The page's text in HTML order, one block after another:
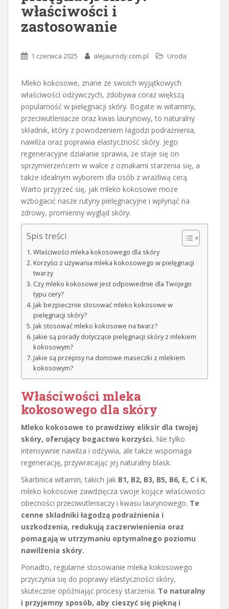
właściwości i
zastosowanie
1 czerwca 2025 alejaurody.com.pl Uroda
Mleko kokosowe, znane ze swoich wyjątkowych
właściwości odżywczych, zdobywa coraz większą
popularność w pielęgnacji skóry. Bogate w witaminy,
przeciwutleniacze oraz kwas laurynowy, to naturalny
składnik, który z powodzeniem łagodzi podrażnienia,
nawilża oraz poprawia elastyczność skóry. Jego
regeneracyjne działanie sprawia, że staje się on
sprzymierzeńcem w walce z oznakami starzenia się, a
także idealnym wyborem dla osób z wrażliwą cerą.
Warto przyjrzeć się, jak mleko kokosowe może
wzbogacić nasze rutyny pielęgnacyjne i wpłynąć na
zdrowy, promienny wygląd skóry.
Spis treści
Właściwości mleka kokosowego dla skóry
Korzyści z używania mleka kokosowego w pielęgnacji
twarzy
Czy mleko kokosowe jest odpowiednie dla Twojego
typu cery?
Jak bezpiecznie stosować mleko kokosowe w
pielęgnacji skóry?
Jak stosować mleko kokosowe na twarz?
Jakie są porady dotyczące pielęgnacji skóry z mlekiem
kokosowym?
Jakie są przepisy na domowe maseczki z mlekiem
kokosowym?
Właściwości mleka
kokosowego dla skóry
Mleko kokosowe to prawdziwy eliksir dla twojej
skóry, oferujący bogactwo korzyści. Nie tylko
intensywnie nawilża i odżywia, ale także wspomaga
regenerację, przywracając jej naturalny blask.
Skarbnica witamin, takich jak B1, B2, B3, B5, B6, E, C i K,
mleko kokosowe zawdzięcza swoje kojące właściwości
obecności przeciwutleniaczy i kwasu laurynowego. Te
cenne składniki łagodzą podrażnienia i
uszkodzenia, redukują zaczerwienienia oraz
pomagają w utrzymaniu optymalnego poziomu
nawilżenia skóry.
Ponadto, regularne stosowanie mleka kokosowego
przyczynia się do poprawy elastyczności skóry,
skutecznie opóźniając procesy starzenia. To naturalny
i przyjemny sposób, aby cieszyć się piękną i